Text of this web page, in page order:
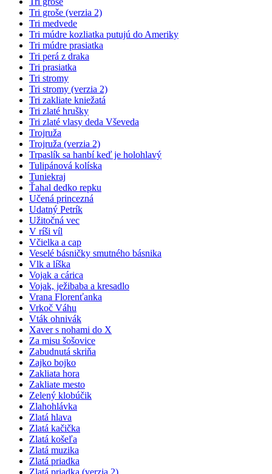
Tri groše (verzia 2)
Tri medvede
Tri múdre kozliatka putujú do Ameriky
Tri múdre prasiatka
Tri perá z draka
Tri prasiatka
Tri stromy
Tri stromy (verzia 2)
Tri zakliate kniežatá
Tri zlaté hrušky
Tri zlaté vlasy deda Vševeda
Trojruža
Trojruža (verzia 2)
Trpaslík sa hanbí keď je holohlavý
Tulipánová kolíska
Tuniekraj
Ťahal dedko repku
Učená princezná
Udatný Petrík
Užitočná vec
V ríši víl
Včielka a cap
Veselé básničky smutného básnika
Vlk a líška
Vojak a cárica
Vojak, ježibaba a kresadlo
Vrana Florenťanka
Vrkoč Váhu
Vták ohnivák
Xaver s nohami do X
Za misu šošovice
Zabudnutá skriňa
Zajko bojko
Zakliata hora
Zakliate mesto
Zelený klobúčik
Zlahohlávka
Zlatá hlava
Zlatá kačička
Zlatá košeľa
Zlatá muzika
Zlatá priadka
Zlatá priadka (verzia 2)